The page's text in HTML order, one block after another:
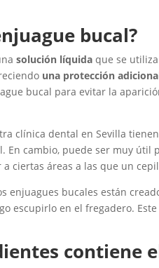
bucal?
solución líquida que se
una protección
bucal para evitar la
clínica dental en Sevilla
En cambio, puede ser muy
ciertas áreas a las que un
enjuagues bucales están
escupirlo en el fregadero.
contiene